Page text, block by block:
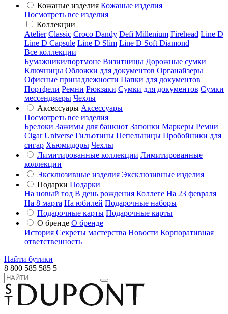
Кожаные изделия Кожаные изделия
Посмотреть все изделия
Коллекции
Atelier Classic Croco Dandy Defi Millenium Firehead Line D
Line D Capsule Line D Slim Line D Soft Diamond
Все коллекции
Бумажники/портмоне Визитницы Дорожные сумки
Ключницы Обложки для документов Органайзеры
Офисные принадлежности Папки для документов
Портфели Ремни Рюкзаки Сумки для документов Сумки
мессенджеры Чехлы
Аксессуары Аксессуары
Посмотреть все изделия
Брелоки Зажимы для банкнот Запонки Маркеры Ремни
Cigar Universe Гильотины Пепельницы Пробойники для
сигар Хьюмидоры Чехлы
Лимитированные коллекции Лимитированные
коллекции
Эксклюзивные изделия Эксклюзивные изделия
Подарки Подарки
На новый год В день рождения Коллеге На 23 февраля
На 8 марта На юбилей Подарочные наборы
Подарочные карты Подарочные карты
О бренде О бренде
История Секреты мастерства Новости Корпоративная
ответственность
Найти бутики
8 800 585 585 5